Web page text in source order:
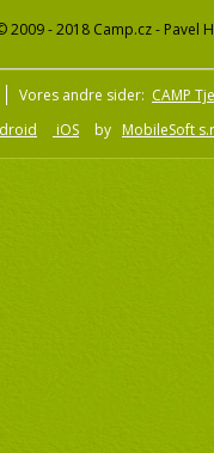
2009 - 2018 Camp.cz -
Vores andre sider: CAMP
iOS by MobileSoft